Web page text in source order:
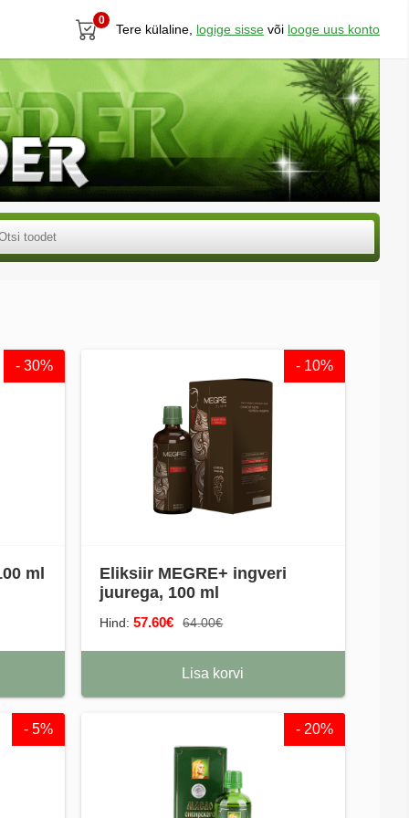
0
Tere külaline, logige sisse või looge uus konto
ml
- 30%
Eliksiir MEGRE+ ingveri
juurega, 100 ml
Hind:
- 10%
57.60€ 64.00€
Lisa korvi
- 5% - 20%